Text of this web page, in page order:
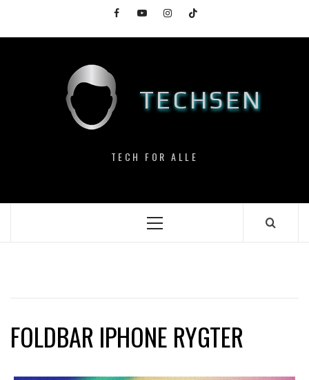
content
FacebookYouTubeInstagramTikTok
TECHSEN
TECH FOR ALLE
Primary
FOLDBAR IPHONE RYGTER